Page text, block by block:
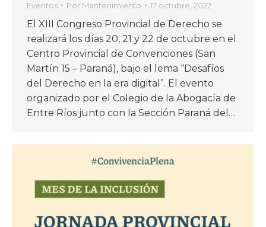
Eventos Por Mantenimiento 17 octubre, 2022
El XIII Congreso Provincial de Derecho se
realizará los días 20, 21 y 22 de octubre en el
Centro Provincial de Convenciones (San
Martín 15 – Paraná), bajo el lema “Desafíos
del Derecho en la era digital”. El evento
organizado por el Colegio de la Abogacía de
Entre Ríos junto con la Sección Paraná del…